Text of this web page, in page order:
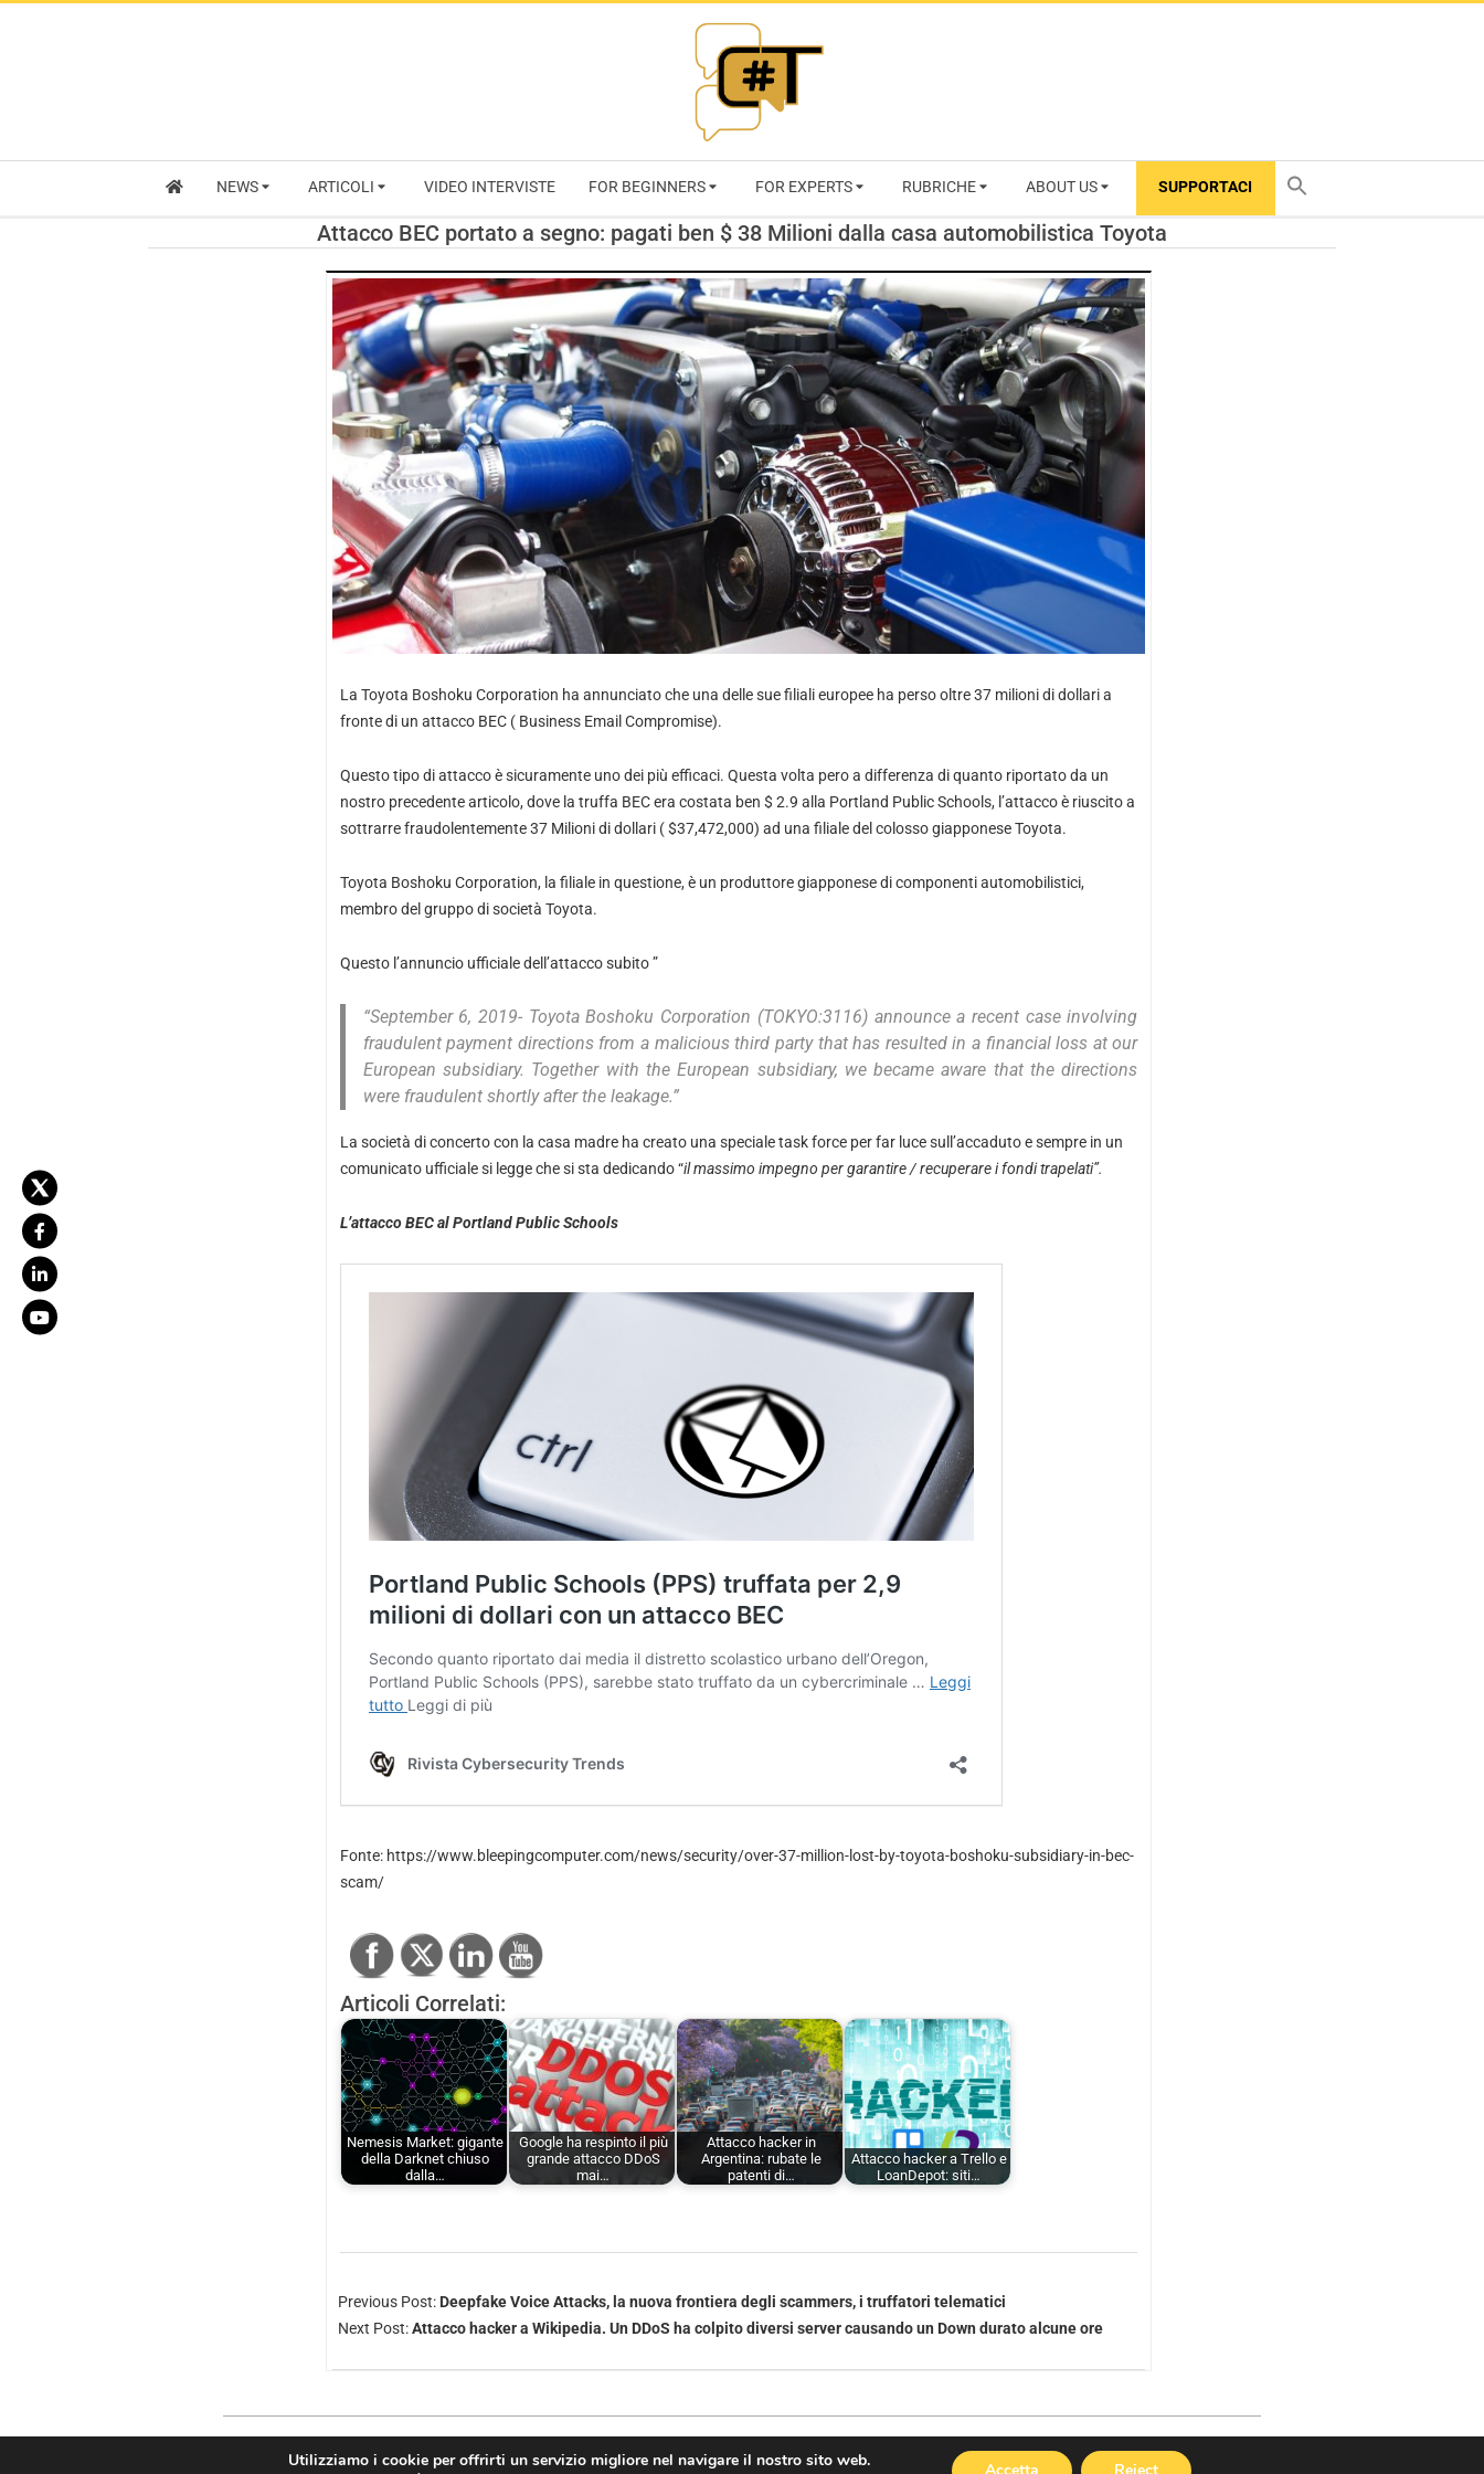
RIVISTA
CYBERSECURITY
TRENDS
NEWS ARTICOLI VIDEO INTERVISTE FOR BEGINNERS FOR EXPERTS RUBRICHE ABOUT US SUPPORTACI
Attacco BEC portato a segno: pagati ben $ 38 Milioni dalla casa automobilistica Toyota
La Toyota Boshoku Corporation ha annunciato che una delle sue filiali europee ha perso oltre 37 milioni di dollari a
fronte di un attacco BEC ( Business Email Compromise).
Questo tipo di attacco è sicuramente uno dei più efficaci. Questa volta pero a differenza di quanto riportato da un
nostro precedente articolo, dove la truffa BEC era costata ben $ 2.9 alla Portland Public Schools, l’attacco è riuscito a
sottrarre fraudolentemente 37 Milioni di dollari ( $37,472,000) ad una filiale del colosso giapponese Toyota.
Toyota Boshoku Corporation, la filiale in questione, è un produttore giapponese di componenti automobilistici,
membro del gruppo di società Toyota.
Questo l’annuncio ufficiale dell’attacco subito ”
“September 6, 2019- Toyota Boshoku Corporation (TOKYO:3116) announce a recent case involving
fraudulent payment directions from a malicious third party that has resulted in a financial loss at our
European subsidiary. Together with the European subsidiary, we became aware that the directions
were fraudulent shortly after the leakage.”
La società di concerto con la casa madre ha creato una speciale task force per far luce sull’accaduto e sempre in un
comunicato ufficiale si legge che si sta dedicando “il massimo impegno per garantire / recuperare i fondi trapelati”.
L’attacco BEC al Portland Public Schools
Fonte: https://www.bleepingcomputer.com/news/security/over-37-million-lost-by-toyota-boshoku-subsidiary-in-bec-
scam/
Articoli Correlati:
Nemesis Market: gigante
della Darknet chiuso
dalla…
Google ha respinto il più
grande attacco DDoS
mai…
Attacco hacker in
Argentina: rubate le
patenti di…
Attacco hacker a Trello e
LoanDepot: siti…
Previous Post: Deepfake Voice Attacks, la nuova frontiera degli scammers, i truffatori telematici
Next Post:Attacco hacker a Wikipedia. Un DDoS ha colpito diversi server causando un Down durato alcune ore
Copyright © 2026 Cookies Policy| Privacy Policy
Utilizziamo i cookie per offrirti un servizio migliore nel navigare il nostro sito web.